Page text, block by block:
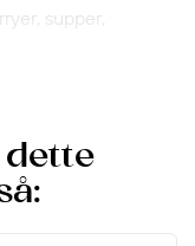
supper,
i forskellige
dette